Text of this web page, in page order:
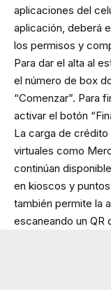
aplicaciones del
aplicación, deberá
los permisos y
Para dar el alta al
el número de box
“Comenzar”. Para
activar el botón
La carga de
virtuales como
continúan
en kioscos y
también permite la
escaneando un QR